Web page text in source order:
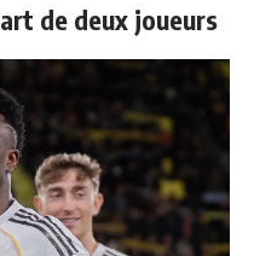
de deux joueurs